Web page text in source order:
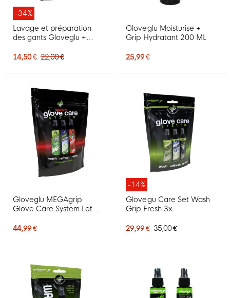
-34%
Lavage et préparation
des gants Gloveglu +
14,50 € 22,00 €
Gloveglu Moisturise +
Grip Hydratant 200 ML
25,99 €
Gloveglu MEGAgrip
Glove Care System Lot
44,99 €
-14%
Glovegu Care Set Wash
Grip Fresh 3x
29,99 € 35,00 €